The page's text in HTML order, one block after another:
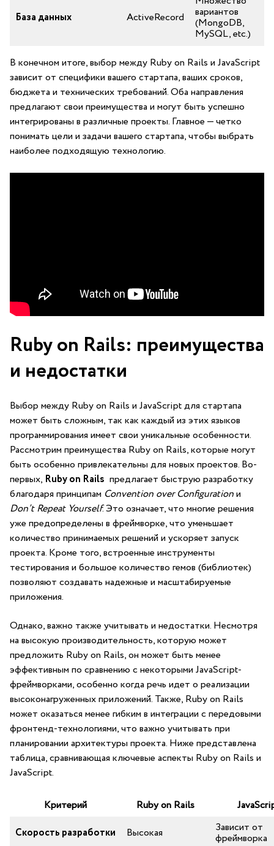
База⁣ данных ActiveRecord вариантов
(MongoDB,
MySQL, ⁢etc.)
В конечном ⁤итоге, выбор между Ruby on ‌Rails и JavaScript
зависит от специфики вашего стартапа,⁢ ваших сроков,
бюджета и технических ⁢требований. Оба направления​
предлагают свои преимущества и‌ могут⁤ быть успешно
интегрированы в различные проекты. ​Главное ⁤— четко
понимать⁤ цели и задачи вашего стартапа, ‍чтобы выбрать⁤
наиболее подходящую​ технологию.
Ruby on ⁣Rails: преимущества
и недостатки
Выбор между Ruby on Rails ‌и ⁣JavaScript для⁢ стартапа
может быть сложным, ​так как ⁢каждый из ​этих языков
программирования имеет свои уникальные особенности.
Рассмотрим преимущества⁣ Ruby on Rails, ‍которые⁣ могут ​
быть особенно привлекательны для новых проектов. ⁢Во-
первых, Ruby on Rails ⁣ предлагает быструю разработку
благодаря принципам Convention over Configurationи
Don’t Repeat Yourself. ⁤Это означает, что многие⁤ решения
уже предопределены в фреймворке, что уменьшает ​
количество принимаемых⁢ решений ⁣и ​ускоряет​ запуск
проекта. Кроме того, встроенные инструменты⁤
тестирования и большое количество гемов ⁤(библиотек) ​
позволяют создавать надежные ‍и масштабируемые
приложения.
Однако, ⁤важно также учитывать и недостатки. Несмотря
на высокую производительность, которую ‍может
предложить Ruby on Rails, он может быть менее
⁢эффективным по сравнению с⁢ некоторыми JavaScript-
фреймворками, особенно когда ‍речь идет о реализации
высоконагруженных⁣ приложений. Также, ⁢Ruby on Rails
может оказаться ​менее гибким в‌ интеграции ‍с передовыми
фронтенд-технологиями, ‌что важно учитывать при
планировании‍ архитектуры‍ проекта. Ниже представлена
таблица, сравнивающая ключевые аспекты ‍Ruby on Rails и
JavaScript.
Критерий Ruby on Rails
Скорость разработки
Высокая Зависит от
фреймворка